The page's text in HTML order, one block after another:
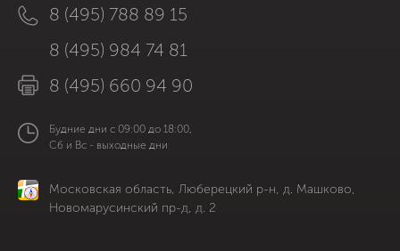
8 (495) 788 89 15
8 (495) 984 74 81
8 (495) 660 94 90
Будние дни с 09:00 до 18:00,
Сб и Вс - выходные дни
Московская область, Люберецкий р-н, д. Машково,
Новомарусинский пр-д, д. 2